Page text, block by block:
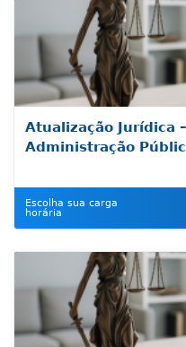
Atualização Jurídica
Administração
Escolha sua carga
horária